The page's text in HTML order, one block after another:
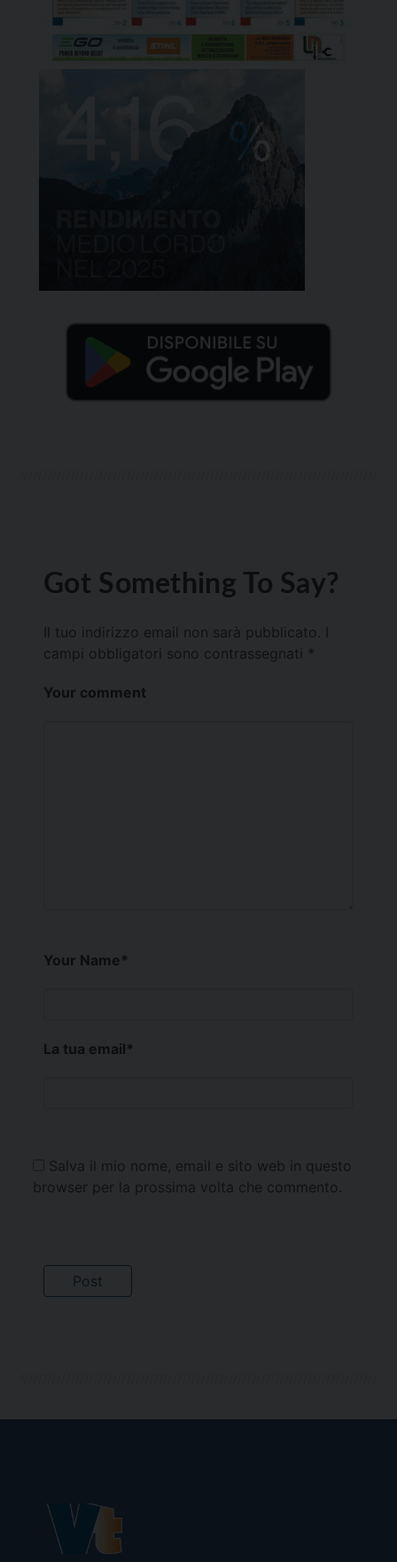
Got Something To Say?
Il tuo indirizzo email non sarà pubblicato.
campi obbligatori sono contrassegnati *
Your comment
Your Name*
La tua email*
Salva il mio nome, email e sito web in questo
browser per la prossima volta che commento.